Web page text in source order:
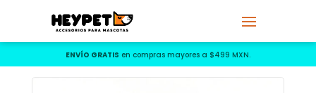
ENVÍO GRATIS en compras mayores a $499 MXN.